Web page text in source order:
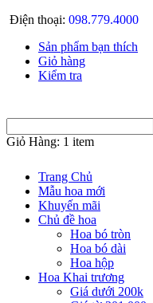
Điện thoại: 098.779.4000
Sản phẩm bạn thích
Giỏ hàng
Kiểm tra
Giỏ Hàng: 1 item
Trang Chủ
Mẫu hoa mới
Khuyến mãi
Chủ đề hoa
Hoa bó tròn
Hoa bó dài
Hoa hộp
Hoa Khai trương
Giá dưới 200k